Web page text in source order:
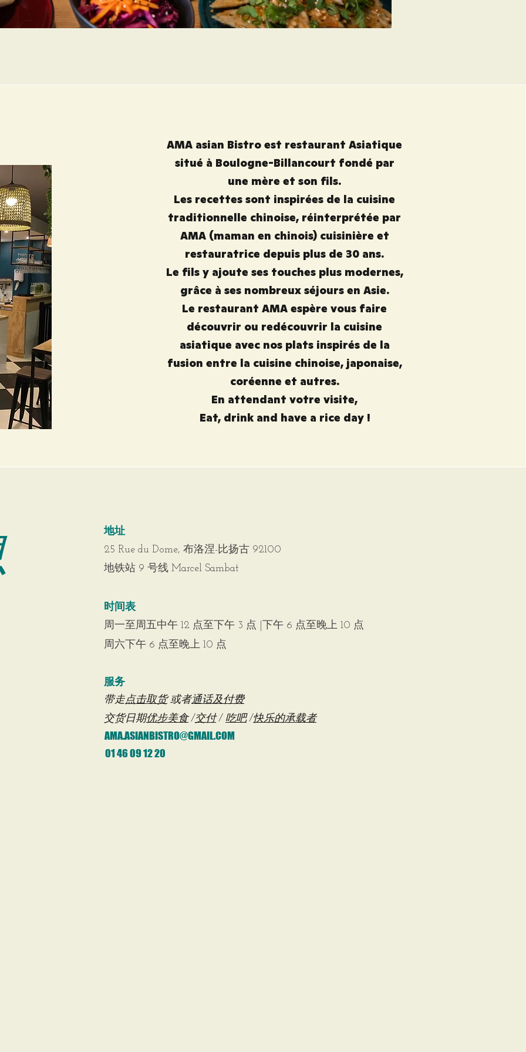
AMA asian Bistro est restaurant Asiatique
situé à Boulogne-Billancourt fondé par
une mère et son fils.
Les recettes sont inspirées de la cuisine
traditionnelle chinoise, réinterprétée par
AMA (maman en chinois) cuisinière et
restauratrice depuis plus de 30 ans.
Le fils y ajoute ses touches plus modernes,
grâce à ses nombreux séjours en Asie.
Le restaurant AMA espère vous faire
découvrir ou redécouvrir la cuisine
asiatique avec nos plats inspirés de la
fusion entre la cuisine chinoise, japonaise,
coréenne et autres.
En attendant votre visite,
Eat, drink and have a rice day !
地址
25 Rue du Dome, 布洛涅-比扬古 92100
地铁站 9 号线 Marcel Sambat
时间表
周一至周五中午 12 点至下午 3 点 |下午 6 点至晚上 10 点
周六下午 6 点至晚上 10 点
服务
带走点击取货或者通话及付费
交货日期优步美食/交付/ 吃吧/快乐的承载者
01 46 09 12 20
AMA.ASIANBISTRO@GMAIL.COM